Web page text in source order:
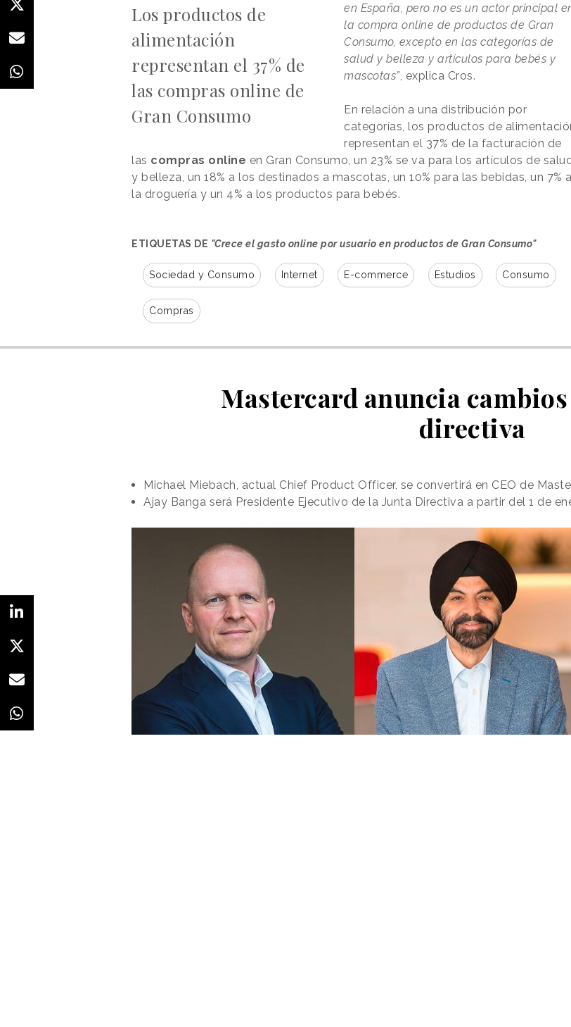
Los productos de
alimentación
representan el 37% de
las compras online de
Gran Consumo
en España, pero no es un actor principal
la compra online de productos de Gran
Consumo, excepto en las categorías de
salud y belleza y artículos para bebés y
mascotas”, explica Cros.
En relación a una distribución por
categorías, los productos de
representan el 37% de la facturación de
las compras online en Gran Consumo, un 23% se va para los artículos de
y belleza, un 18% a los destinados a mascotas, un 10% para las bebidas, un 7% a
la droguería y un 4% a los productos para bebés.
ETIQUETAS DE "Crece el gasto online por usuario en productos de Gran Consumo"
Sociedad y Consumo Internet E-commerce Estudios Consumo
Compras
Mastercard anuncia
directiva
Michael Miebach, actual Chief Product Officer, se convertirá en CEO de
Ajay Banga será Presidente Ejecutivo de la Junta Directiva a partir del 1 de